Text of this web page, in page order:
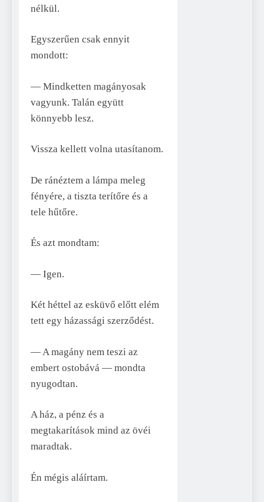
nélkül.
Egyszerűen csak ennyit
mondott:
— Mindketten magányosak
vagyunk. Talán együtt
könnyebb lesz.
Vissza kellett volna utasítanom.
De ránéztem a lámpa meleg
fényére, a tiszta terítőre és a
tele hűtőre.
És azt mondtam:
— Igen.
Két héttel az esküvő előtt elém
tett egy házassági szerződést.
— A magány nem teszi az
embert ostobává — mondta
nyugodtan.
A ház, a pénz és a
megtakarítások mind az övéi
maradtak.
Én mégis aláírtam.